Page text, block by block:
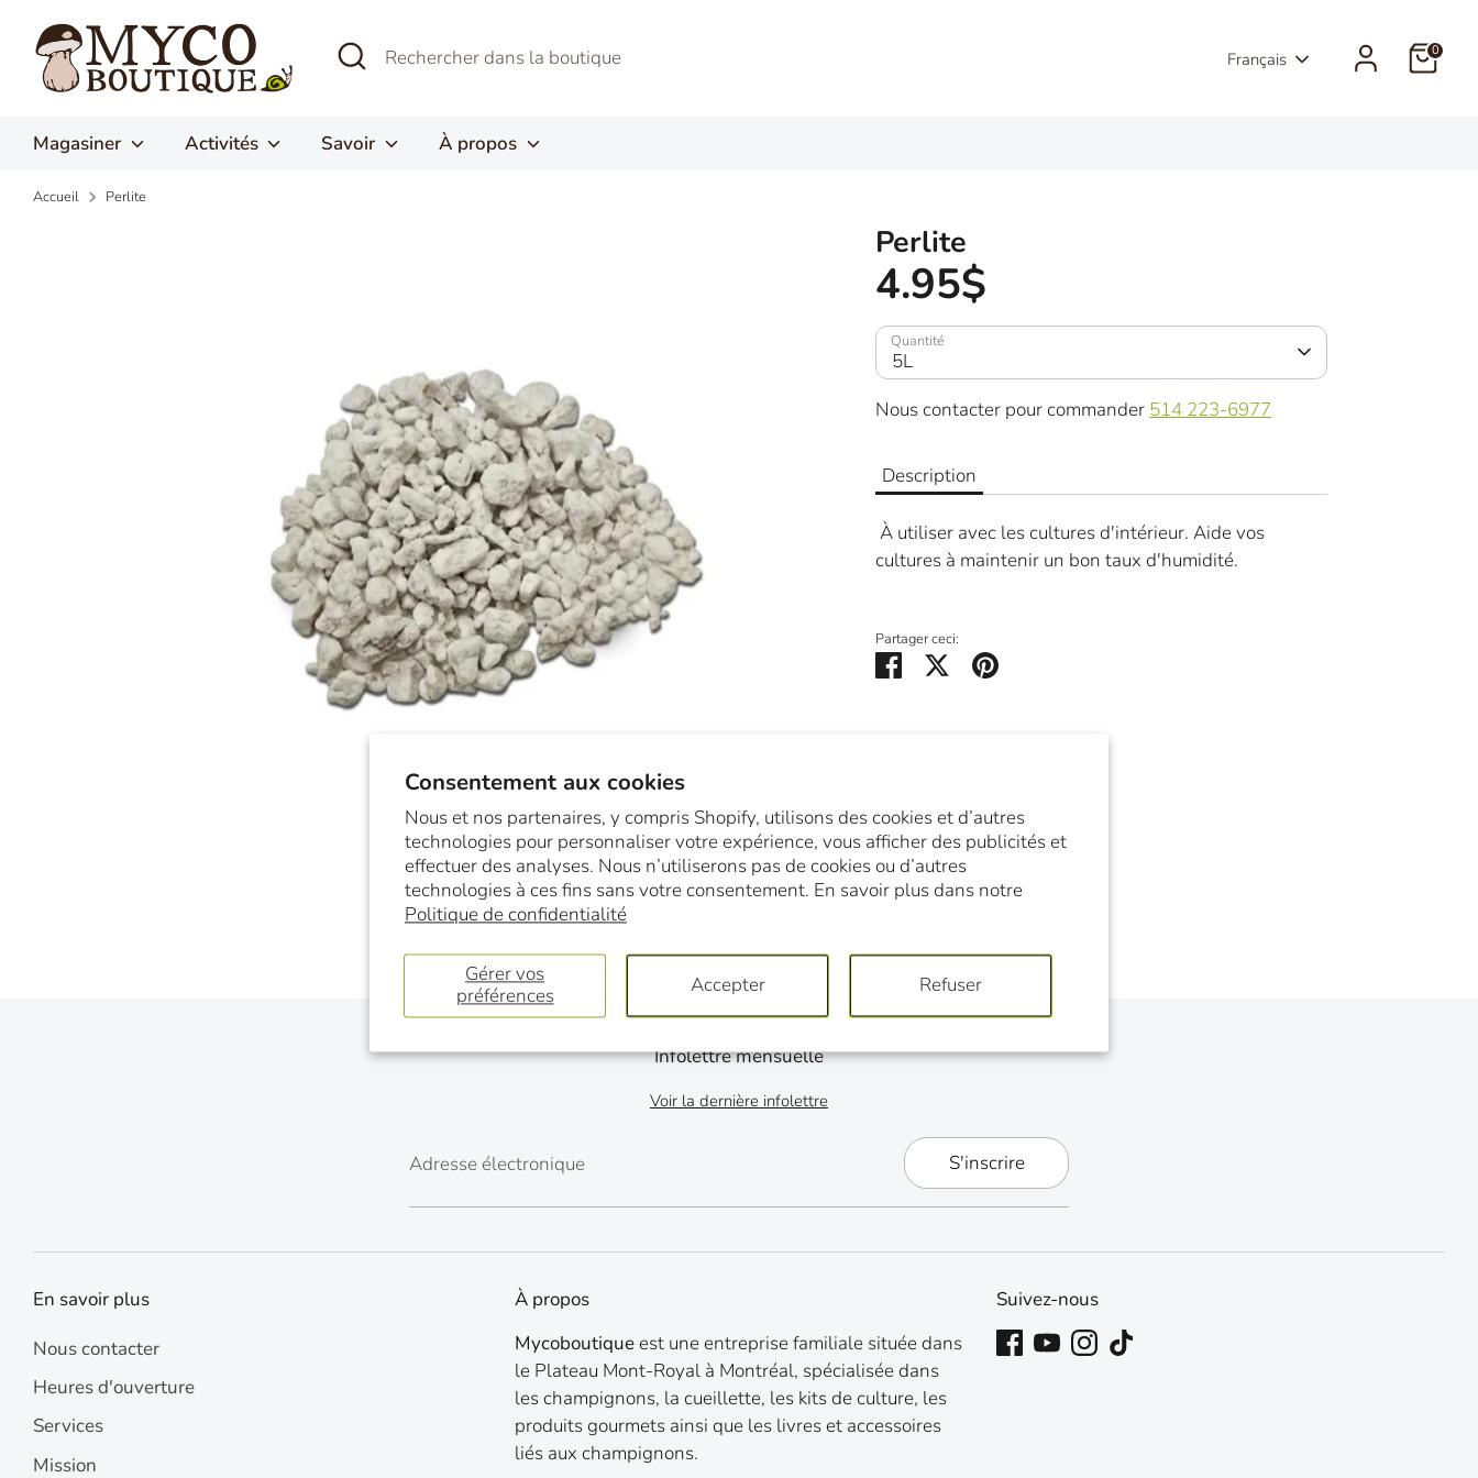
Consentement aux cookies
Nous et nos partenaires, y compris Shopify, utilisons des cookies et d’autres
technologies pour personnaliser votre expérience, vous afficher des publicités et
effectuer des analyses. Nous n’utiliserons pas de cookies ou d’autres
technologies à ces fins sans votre consentement. En savoir plus dans notre
Politique de confidentialité
Gérer vos
préférences
Accepter Refuser
contenu
Recherche
Rechercher
dans
Langue
Français 0
Magasiner Activités Savoir À propos
Accueil Perlite
Perlite
4.95$
Quantité
5L
Nous contacter pour commander 514 223-6977
Description
À utiliser avec les cultures d'intérieur. Aide vos
cultures à maintenir un bon taux d'humidité.
Partager ceci:
PartagerTweeterÉpingler
Infolettre mensuelle
Voir la dernière infolettre
Adresse électronique S'inscrire
En savoir plus
Nous contacter
Heures d'ouverture
Services
Mission
À propos
Mycoboutiqueest une entreprise familiale située dans
le Plateau Mont-Royal à Montréal, spécialisée dans
les champignons, la cueillette, les kits de culture, les
produits gourmets ainsi que les livres et accessoires
liés aux champignons.
Suivez-nous